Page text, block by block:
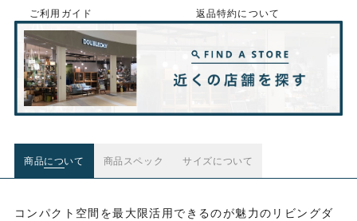
ご利用ガイド
返品特約について
商品について 商品スペック サイズについて
コンパクト空間を最大限活用できるのが魅力のリビングダ